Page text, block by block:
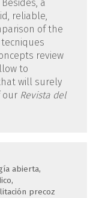
a
reliable,
of the
review
to
will surely
our Revista del
abierta
precoz